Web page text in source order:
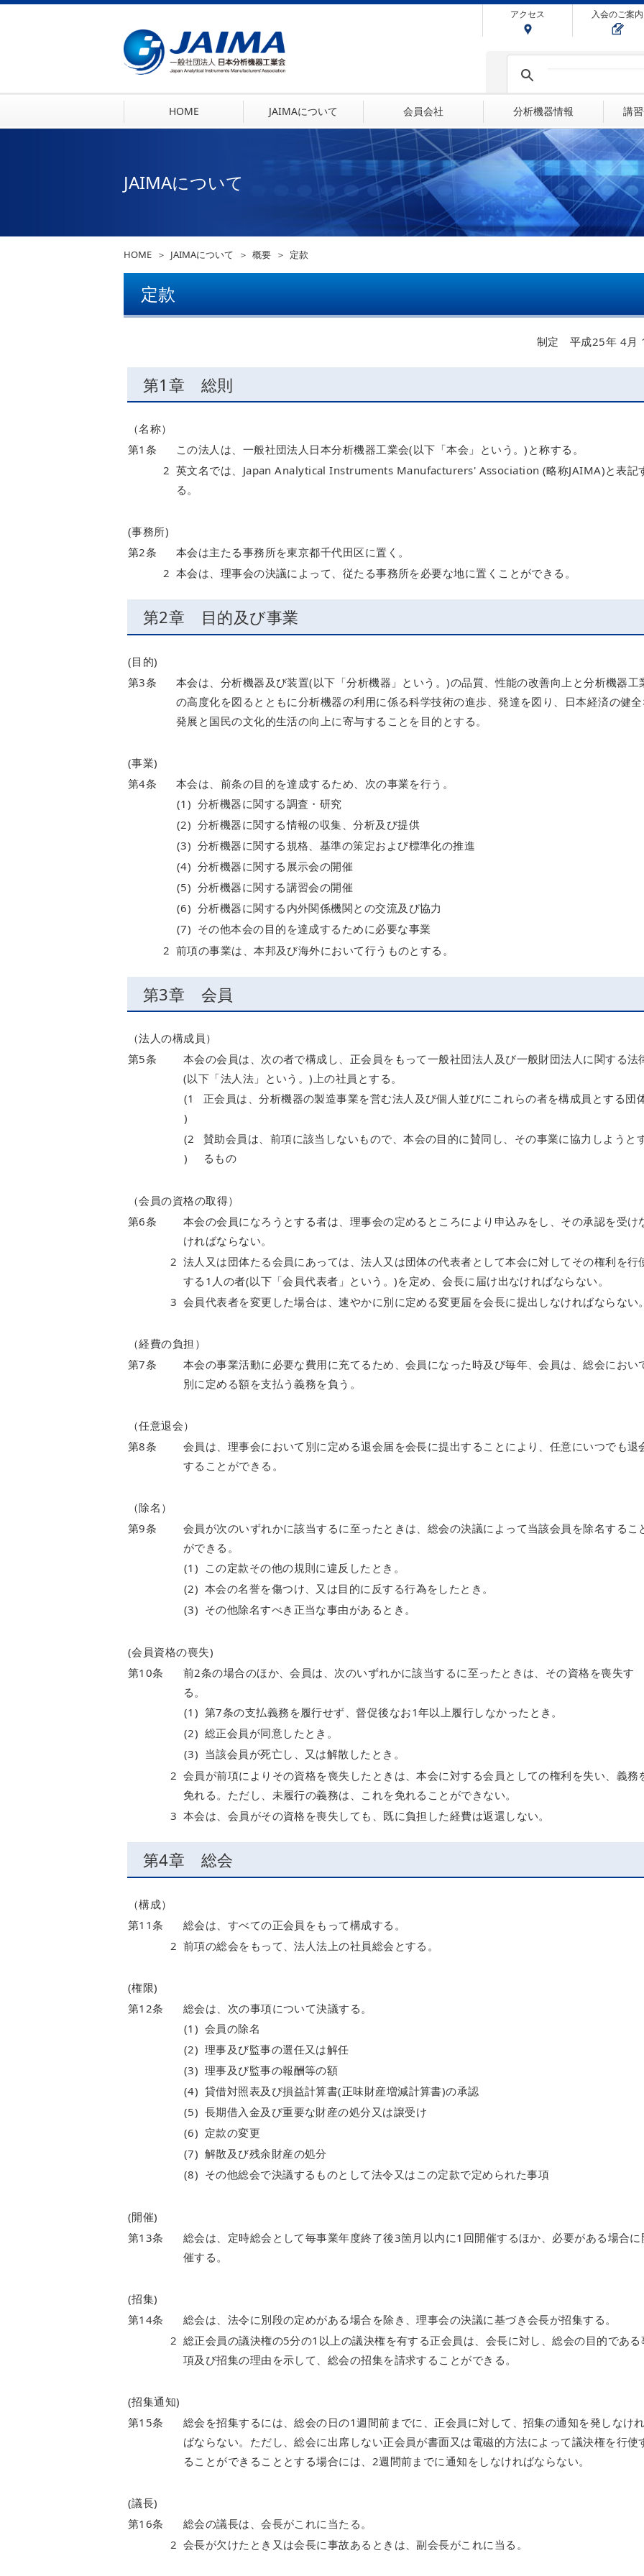
アクセス 入会のご案内
HOME JAIMAについて 会員会社 分析機器情報 講
JAIMAについて
HOME JAIMAについて 概要 定款
定款
制定 平成25年 4月
第1章 総則
（名称）
第1条
この法人は、一般社団法人日本分析機器工業会(以下「本会」という。)と称する。
2 英文名では、Japan Analytical Instruments Manufacturers' Association (略称JAIMA)と表記
る。
(事務所)
第2条
本会は主たる事務所を東京都千代田区に置く。
2 本会は、理事会の決議によって、従たる事務所を必要な地に置くことができる。
第2章 目的及び事業
(目的)
第3条
本会は、分析機器及び装置(以下「分析機器」という。)の品質、性能の改善向上と分析機器工
の高度化を図るとともに分析機器の利用に係る科学技術の進歩、発達を図り、日本経済の健
発展と国民の文化的生活の向上に寄与することを目的とする。
(事業)
第4条
本会は、前条の目的を達成するため、次の事業を行う。
(1) 分析機器に関する調査・研究
(2) 分析機器に関する情報の収集、分析及び提供
(3) 分析機器に関する規格、基準の策定および標準化の推進
(4) 分析機器に関する展示会の開催
(5) 分析機器に関する講習会の開催
(6) 分析機器に関する内外関係機関との交流及び協力
(7) その他本会の目的を達成するために必要な事業
2 前項の事業は、本邦及び海外において行うものとする。
第3章 会員
（法人の構成員）
第5条
本会の会員は、次の者で構成し、正会員をもって一般社団法人及び一般財団法人に関する法
(以下「法人法」という。)上の社員とする。
(1
)
正会員は、分析機器の製造事業を営む法人及び個人並びにこれらの者を構成員とする団
(2
)
賛助会員は、前項に該当しないもので、本会の目的に賛同し、その事業に協力しようと
るもの
（会員の資格の取得）
第6条
本会の会員になろうとする者は、理事会の定めるところにより申込みをし、その承認を受け
ければならない。
2 法人又は団体たる会員にあっては、法人又は団体の代表者として本会に対してその権利を行
する1人の者(以下「会員代表者」という。)を定め、会長に届け出なければならない。
3 会員代表者を変更した場合は、速やかに別に定める変更届を会長に提出しなければならない
（経費の負担）
第7条
本会の事業活動に必要な費用に充てるため、会員になった時及び毎年、会員は、総会におい
別に定める額を支払う義務を負う。
（任意退会）
第8条
会員は、理事会において別に定める退会届を会長に提出することにより、任意にいつでも退
することができる。
（除名）
第9条
会員が次のいずれかに該当するに至ったときは、総会の決議によって当該会員を除名するこ
ができる。
(1) この定款その他の規則に違反したとき。
(2) 本会の名誉を傷つけ、又は目的に反する行為をしたとき。
(3) その他除名すべき正当な事由があるとき。
(会員資格の喪失)
第10条
前2条の場合のほか、会員は、次のいずれかに該当するに至ったときは、その資格を喪失す
る。
(1) 第7条の支払義務を履行せず、督促後なお1年以上履行しなかったとき。
(2) 総正会員が同意したとき。
(3) 当該会員が死亡し、又は解散したとき。
2 会員が前項によりその資格を喪失したときは、本会に対する会員としての権利を失い、義務
免れる。ただし、未履行の義務は、これを免れることができない。
3 本会は、会員がその資格を喪失しても、既に負担した経費は返還しない。
第4章 総会
（構成）
第11条
総会は、すべての正会員をもって構成する。
2 前項の総会をもって、法人法上の社員総会とする。
(権限)
第12条
総会は、次の事項について決議する。
(1) 会員の除名
(2) 理事及び監事の選任又は解任
(3) 理事及び監事の報酬等の額
(4) 貸借対照表及び損益計算書(正味財産増減計算書)の承認
(5) 長期借入金及び重要な財産の処分又は譲受け
(6) 定款の変更
(7) 解散及び残余財産の処分
(8) その他総会で決議するものとして法令又はこの定款で定められた事項
(開催)
第13条
総会は、定時総会として毎事業年度終了後3箇月以内に1回開催するほか、必要がある場合に
催する。
(招集)
第14条
総会は、法令に別段の定めがある場合を除き、理事会の決議に基づき会長が招集する。
2 総正会員の議決権の5分の1以上の議決権を有する正会員は、会長に対し、総会の目的である
項及び招集の理由を示して、総会の招集を請求することができる。
(招集通知)
第15条
総会を招集するには、総会の日の1週間前までに、正会員に対して、招集の通知を発しなけ
ばならない。ただし、総会に出席しない正会員が書面又は電磁的方法によって議決権を行使
ることができることとする場合には、2週間前までに通知をしなければならない。
(議長)
第16条
総会の議長は、会長がこれに当たる。
2 会長が欠けたとき又は会長に事故あるときは、副会長がこれに当る。